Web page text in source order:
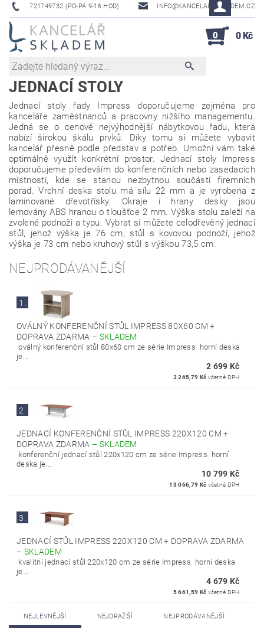
721749732 (PO-PÁ 9-16 HOD) INFO@KANCELAR-SKLADEM.CZ
0 0 Kč
JEDNACÍ STOLY
Jednací stoly řady Impress doporučujeme zejména pro
kanceláře zaměstnanců a pracovny nižšího managementu.
Jedná se o cenově nejvýhodnější nábytkovou řadu, která
nabízí širokou škálu prvků. Díky tomu si můžete vybavit
kancelář přesně podle představ a potřeb. Umožní vám také
optimálně využít konkrétní prostor. Jednací stoly Impress
doporučujeme především do konferenčních nebo zasedacích
místností, kde se stanou nezbytnou součástí firemních
porad. Vrchní deska stolu má sílu 22 mm a je vyrobena z
laminované dřevotřísky. Okraje i hrany desky jsou
lemovány ABS hranou o tloušťce 2 mm. Výška stolu zaleží na
zvolené podnoži a typu. Vybrat si můžete celodřevěný jednací
stůl, jehož výška je 76 cm, stůl s kovovou podnoží, jehož
výška je 73 cm nebo kruhový stůl s výškou 73,5 cm.
NEJPRODÁVANĚJŠÍ
1.
OVÁLNÝ KONFERENČNÍ STŮL IMPRESS 80X60 CM +
DOPRAVA ZDARMA – SKLADEM
oválný konferenční stůl 80x60 cm ze série Impress horní deska
je...
2 699 Kč
3 265,79 Kč včetně DPH
2.
JEDNACÍ KONFERENČNÍ STŮL IMPRESS 220X120 CM +
DOPRAVA ZDARMA – SKLADEM
konferenční jednací stůl 220x120 cm ze série Impress horní
deska je...
10 799 Kč
13 066,79 Kč včetně DPH
3.
JEDNACÍ STŮL IMPRESS 220X120 CM + DOPRAVA ZDARMA
– SKLADEM
kvalitní jednací stůl 220x120 cm ze série Impress horní deska
je...
4 679 Kč
5 661,59 Kč včetně DPH
NEJLEVNĚJŠÍ NEJDRAŽŠÍ NEJPRODÁVANĚJŠÍ